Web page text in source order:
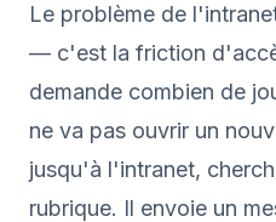
Le problème de
— c'est la friction
demande combien de
ne va pas ouvrir un
jusqu'à l'intranet,
rubrique. Il envoie un